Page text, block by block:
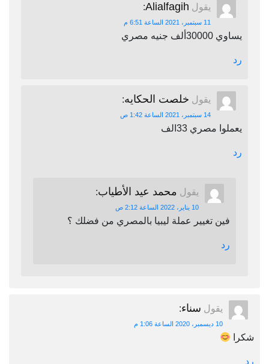
يقول Alialfagih
:
11 سبتمبر، 2021 الساعة 6:51 م
يساوي 30000ألف جنيه مصري
رد
يقول خلصت الحكايه:
14 سبتمبر، 2021 الساعة 1:42 ص
يعملوا مصري 33الف
رد
يقول محمد عيد الأطياب:
10 يناير، 2022 الساعة 2:12 ص
فين تغيير عملة ليبيا بالمصري من فضلك ؟
رد
يقول سناء:
10 ديسمبر، 2020 الساعة 1:06 م
شكرا
رد